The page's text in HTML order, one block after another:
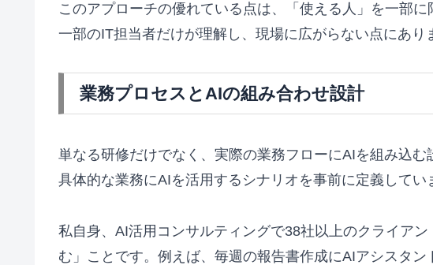
このアプローチの優れている点は、「使える人」を一部
一部のIT担当者だけが理解し、現場に広がらない点にあ
業務プロセスとAIの組み合わせ設計
単なる研修だけでなく、実際の業務フローにAIを組み込
具体的な業務にAIを活用するシナリオを事前に定義してい
私自身、AI活用コンサルティングで38社以上のクライア
む」ことです。例えば、毎週の報告書作成にAIアシスタ